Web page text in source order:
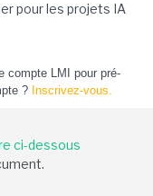
pour les projets IA
compte LMI pour pré-
? Inscrivez-vous.
ci-dessous